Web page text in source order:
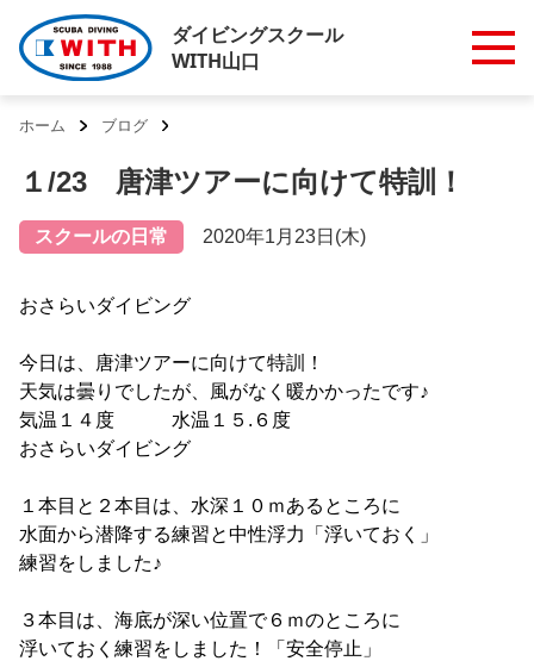
ダイビングスクール
WITH山口
ホーム ブログ
１/23 唐津ツアーに向けて特訓！
スクールの日常 2020年1月23日(木)
おさらいダイビング
今日は、唐津ツアーに向けて特訓！
天気は曇りでしたが、風がなく暖かかったです♪
気温１４度 水温１５.６度
おさらいダイビング
１本目と２本目は、水深１０ｍあるところに
水面から潜降する練習と中性浮力「浮いておく」
練習をしました♪
３本目は、海底が深い位置で６ｍのところに
浮いておく練習をしました！「安全停止」